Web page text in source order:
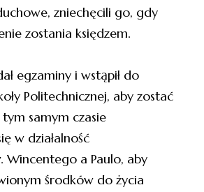
zniechęcili go, gdy
zostania księdzem.
egzaminy i wstąpił do
Politechnicznej, aby zostać
samym czasie
w działalność
Wincentego a Paulo, aby
środków do życia